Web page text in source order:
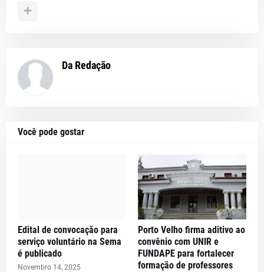
Da Redação
Você pode gostar
Edital de convocação para
serviço voluntário na Sema
é publicado
Novembro 14, 2025
Porto Velho firma aditivo ao
convênio com UNIR e
FUNDAPE para fortalecer
formação de professores